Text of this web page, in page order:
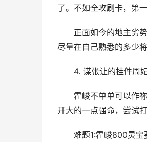
了。不如全攻刷卡，第
正面如今的地主劣势
尽量在自己熟悉的多少
4. 谋张让的挂件周妃
霍峻不单单可以作祢
开大的一点强命，尝试打
难题1:霍峻800灵宝